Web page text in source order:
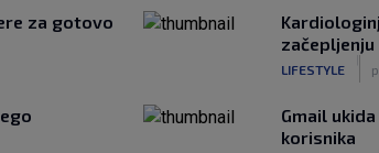
za gotovo
LIFESTYLE
Gmail
korisnika